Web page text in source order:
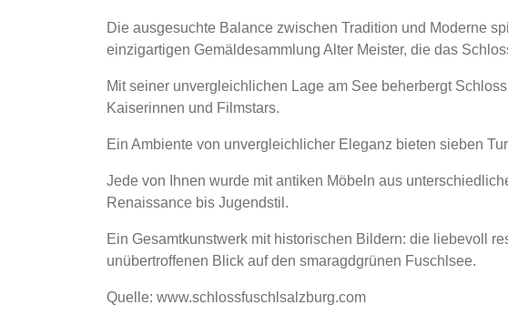
Die ausgesuchte Balance zwischen Tradition und Moderne
einzigartigen Gemäldesammlung Alter Meister, die das
Mit seiner unvergleichlichen Lage am See beherbergt
Kaiserinnen und Filmstars.
Ein Ambiente von unvergleichlicher Eleganz bieten sieben
Jede von Ihnen wurde mit antiken Möbeln aus
Renaissance bis Jugendstil.
Ein Gesamtkunstwerk mit historischen Bildern: die liebevoll
unübertroffenen Blick auf den smaragdgrünen Fuschlsee.
Quelle: www.schlossfuschlsalzburg.com